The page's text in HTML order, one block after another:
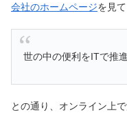
会社のホームページを見て
世の中の便利をITで推
との通り、オンライン上